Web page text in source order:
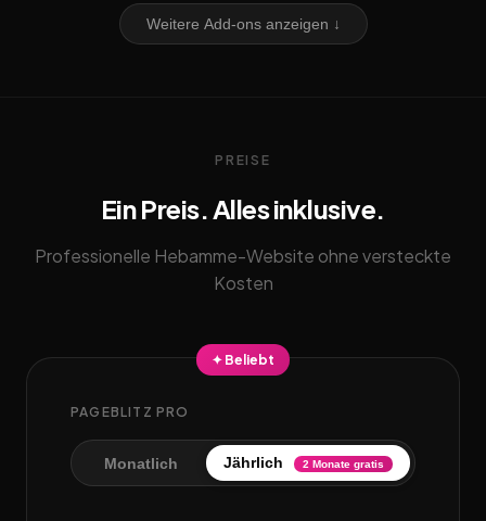
Weitere Add-ons anzeigen ↓
PREISE
Ein Preis. Alles inklusive.
Professionelle Hebamme-Website ohne versteckte
Kosten
✦ Beliebt
PAGEBLITZ PRO
Monatlich Jährlich 2 Monate gratis